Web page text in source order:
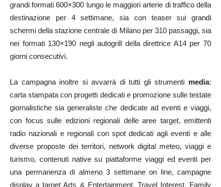
grandi formati 600×300 lungo le maggiori arterie di traffico della
destinazione per 4 settimane, sia con teaser sui grandi
schermi della stazione centrale di Milano per 310 passaggi, sia
nei formati 130×190 negli autogrill della direttrice A14 per 70
giorni consecutivi.
La campagna inoltre si avvarrà di tutti gli strumenti media:
carta stampata con progetti dedicati e promozione sulle testate
giornalistiche sia generaliste che dedicate ad eventi e viaggi,
con focus sulle edizioni regionali delle aree target, emittenti
radio nazionali e regionali con spot dedicati agli eventi e alle
diverse proposte dei territori, network digital meteo, viaggi e
turismo, contenuti native su piattaforme viaggi ed eventi per
una permanenza di almeno 3 settimane on line, campagne
display a target Arts & Entertainment, Travel Interest, Family